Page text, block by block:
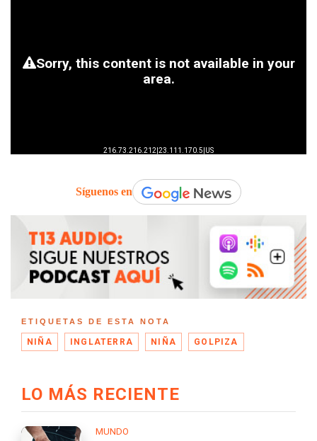
Síguenos en
ETIQUETAS DE ESTA NOTA
NIÑA INGLATERRA NIÑA GOLPIZA
LO MÁS RECIENTE
MUNDO